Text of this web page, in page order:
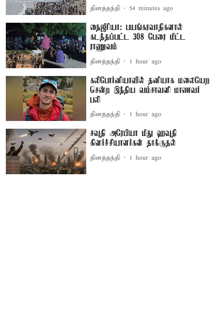
தினத்தந்தி 54 minutes ago
நைஜீரியா: பயங்கரவாதிகளால்
கடத்தப்பட்ட 308 பேரை மீட்ட
ராணுவம்
தினத்தந்தி 1 hour ago
கலிபோர்னியாவில் தனியாக மலையேற
சென்ற இந்திய வம்சாவளி மாணவர்
பலி
தினத்தந்தி 1 hour ago
சவுதி அரேபியா மீது ஹவுதி
கிளர்ச்சியாளர்கள் தாக்குதல்
தினத்தந்தி 1 hour ago